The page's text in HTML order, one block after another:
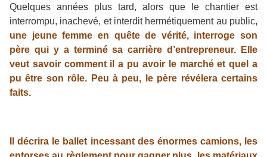
Quelques années plus tard, alors que le chantier est
interrompu, inachevé, et interdit hermétiquement au public,
une jeune femme en quête de vérité, interroge son
père qui y a terminé sa carrière d’entrepreneur. Elle
veut savoir comment il a pu avoir le marché et quel a
pu être son rôle. Peu à peu, le père révélera certains
faits.
Il décrira le ballet incessant des énormes camions, les